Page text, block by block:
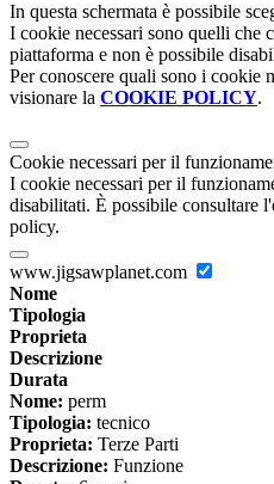
In questa schermata è possibile
I cookie necessari sono quelli che
piattaforma e non è possibile
Per conoscere quali sono i cookie
visionare la COOKIE POLICY.
Cookie necessari per il
I cookie necessari per il
disabilitati. È possibile consultare
policy.
www.jigsawplanet.com
Nome
Tipologia
Proprieta
Descrizione
Durata
Nome: perm
Tipologia: tecnico
Proprieta: Terze Parti
Descrizione: Funzione